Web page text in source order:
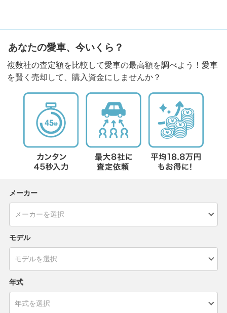
あなたの愛車、今いくら？
複数社の査定額を比較して愛車の最高額を調べよう！愛車
を賢く売却して、購入資金にしませんか？
メーカー
モデル
年式